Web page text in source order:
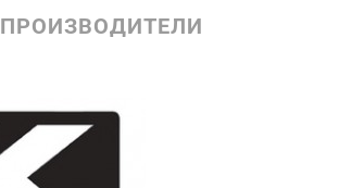
ПРОИЗВОДИТЕЛИ